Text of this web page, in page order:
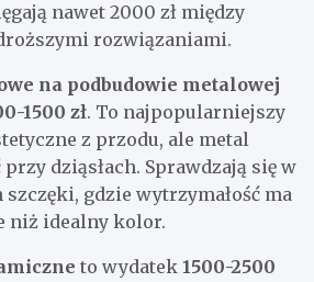
nawet 2000 zł między
rozwiązaniami.
na podbudowie metalowej
1500 zł. To najpopularniejszy
z przodu, ale metal
dziąsłach. Sprawdzają się w
gdzie wytrzymałość ma
niż idealny kolor.
to wydatek 1500-2500